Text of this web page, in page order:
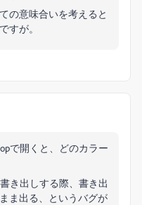
の意味合いを考えると
すが。
で開くと、どのカラー
書き出しする際、書き出
ま出る、というバグが